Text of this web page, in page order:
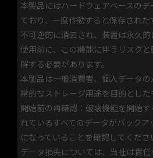
本製品にはハードウェアベースの
ており、一度作動すると保存され
不可逆的に消去され、装置は永久的
使用前に、この機能に伴うリスク
解する必要があります。
本製品は一般消費者、個人データ
常的なストレージ用途を目的とした
開始前の再確認：破壊機能を開始
れているすべてのデータがバック
になっていることを確認してくだ
データ損失については、当社は責任